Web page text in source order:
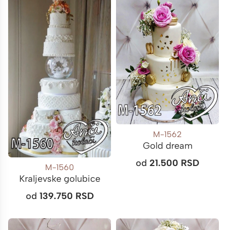
M-1560
Kraljevske golubice
od 139.750 RSD
M-1562
Gold dream
od 21.500 RSD